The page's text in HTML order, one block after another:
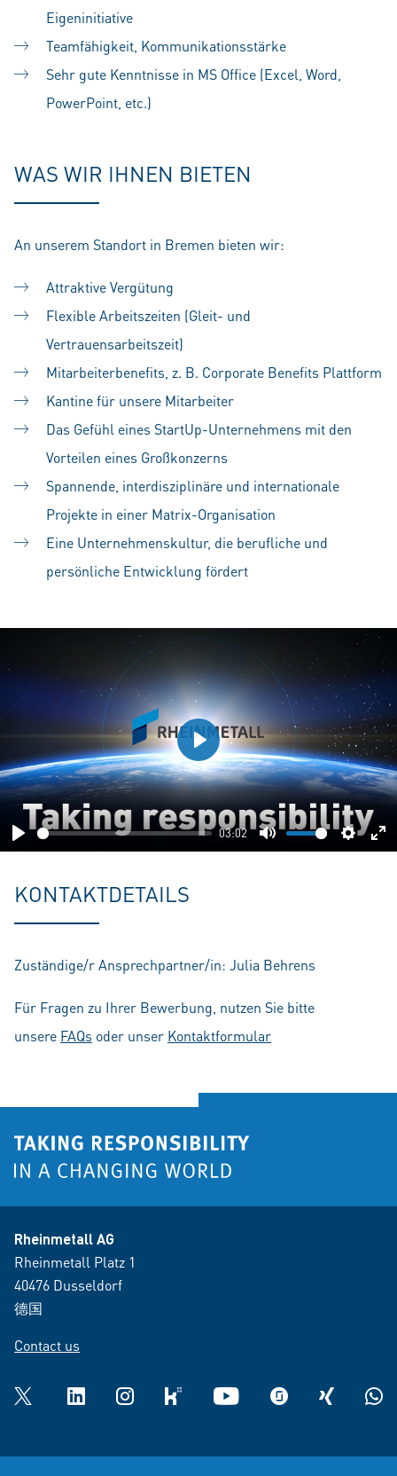
Eigeninitiative
Teamfähigkeit, Kommunikationsstärke
Sehr gute Kenntnisse in MS Office (Excel, Word,
PowerPoint, etc.)
WAS WIR IHNEN BIETEN
An unserem Standort in Bremen bieten wir:
Attraktive Vergütung
Flexible Arbeitszeiten (Gleit- und
Vertrauensarbeitszeit)
Mitarbeiterbenefits, z. B. Corporate Benefits Plattform
Kantine für unsere Mitarbeiter
Das Gefühl eines StartUp-Unternehmens mit den
Vorteilen eines Großkonzerns
Spannende, interdisziplinäre und internationale
Projekte in einer Matrix-Organisation
Eine Unternehmenskultur, die berufliche und
persönliche Entwicklung fördert
Play
03:02
Mute
Play
KONTAKTDETAILS
Zuständige/r Ansprechpartner/in: Julia Behrens
Für Fragen zu Ihrer Bewerbung, nutzen Sie bitte
unsere FAQs oder unser Kontaktformular
Rheinmetall AG
Rheinmetall Platz 1
40476 Dusseldorf
德国
Contact us
Twitter LinkedInInstagramkununu YouTube glassdoorXING